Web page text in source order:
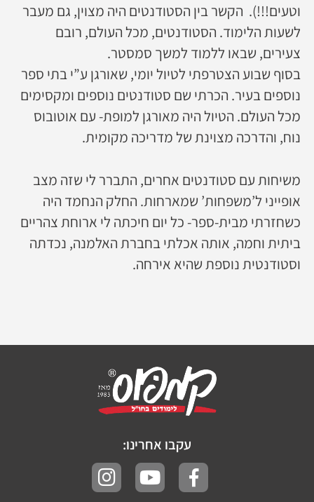
וטעים!!!). הקשר בין הסטודנטים היה מצוין, גם מעבר
לשעות הלימוד. הסטודנטים, מכל העולם, רובם
צעירים, שבאו ללמוד למשך סמסטר.
בסוף שבוע הצטרפתי לטיול יומי, שאורגן ע”י בתי ספר
נוספים בעיר. הכרתי שם סטודנטים נוספים ומקסימים
מכל העולם. הטיול היה מאורגן למופת- עם אוטובוס
נוח, והדרכה מצוינת של מדריכה מקומית.
משיחות עם סטודנטים אחרים, התברר לי שזה מצב
אופייני ל’משפחות’ שמארחות. החלק הנחמד היה
כשחזרתי מבית-ספר- כל יום חיכתה לי ארוחת צהריים
ביתית וחמה, אותה אכלתי בחברת האלמנה, נכדתה
וסטודנטית נוספת שהיא אירחה.
עקבו אחרינו: